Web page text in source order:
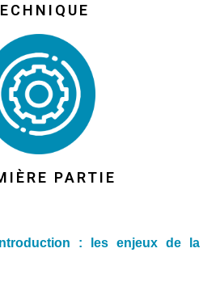
PARTIE
: les enjeux de la